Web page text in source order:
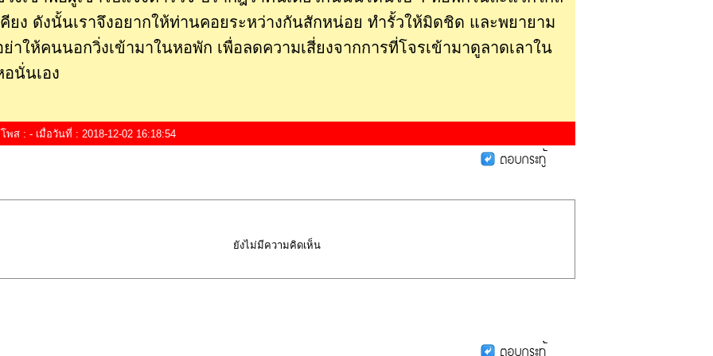
คียง ดังนั้นเราจึงอยากให้ท่านคอยระหว่างกันสักหน่อย ทำรั้วให้มิดชิด และพยายาม
ย่าให้คนนอกวิ่งเข้ามาในหอพัก เพื่อลดความเสี่ยงจากการที่โจรเข้ามาดูลาดเลาใน
อนั่นเอง
พส : - เมื่อวันที่ : 2018-12-02 16:18:54
ยังไม่มีความคิดเห็น